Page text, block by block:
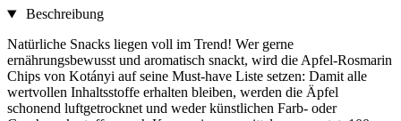
Beschreibung
Natürliche Snacks liegen voll im Trend! Wer gerne
ernährungsbewusst und aromatisch snackt, wird die Apfel-Rosmarin
Chips von Kotányi auf seine Must-have Liste setzen: Damit alle
wertvollen Inhaltsstoffe erhalten bleiben, werden die Äpfel
schonend luftgetrocknet und weder künstlichen Farb- oder